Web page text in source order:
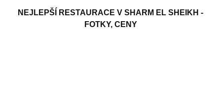
NEJLEPŠÍ RESTAURACE V SHARM EL SHEIKH -
FOTKY, CENY